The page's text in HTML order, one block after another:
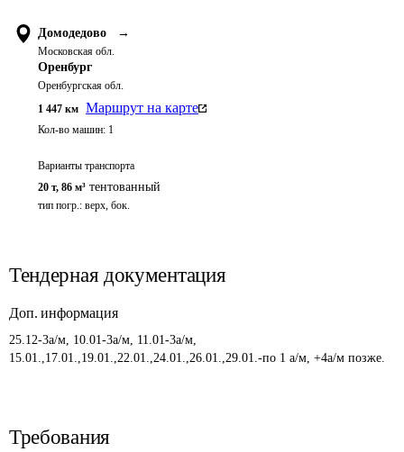
Домодедово →
Московская обл.
Оренбург
Оренбургская обл.
1 447 км Маршрут на карте
Кол-во машин: 1
Варианты транспорта
20 т, 86 м³ тентованный
тип погр.: верх, бок.
Тендерная документация
Доп. информация
25.12-3а/м, 10.01-3а/м, 11.01-3а/м,
15.01.,17.01.,19.01.,22.01.,24.01.,26.01.,29.01.-по 1 а/м, +4а/м позже.
Требования